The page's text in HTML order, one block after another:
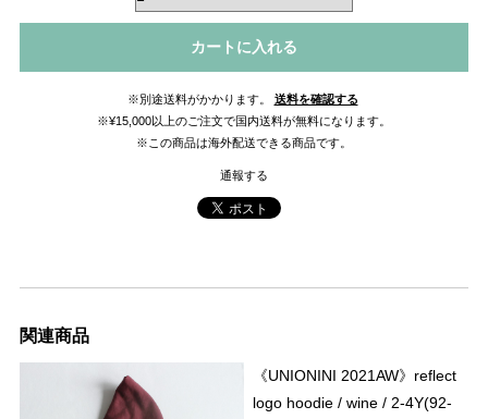
カートに入れる
※別途送料がかかります。
送料を確認する
※¥15,000以上のご注文で国内送料が無料になります。
※この商品は海外配送できる商品です。
通報する
関連商品
《UNIONINI 2021AW》reflect
logo hoodie / wine / 2-4Y(92-